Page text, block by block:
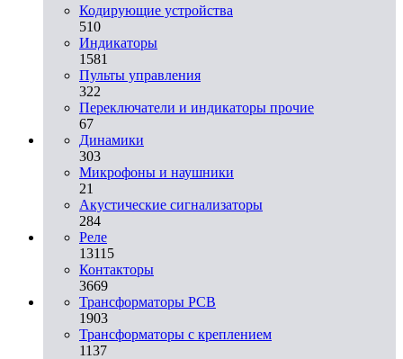
Кодирующие устройства
510
Индикаторы
1581
Пульты управления
322
Переключатели и индикаторы прочие
67
Динамики
303
Микрофоны и наушники
21
Акустические сигнализаторы
284
Реле
13115
Контакторы
3669
Трансформаторы PCB
1903
Трансформаторы с креплением
1137